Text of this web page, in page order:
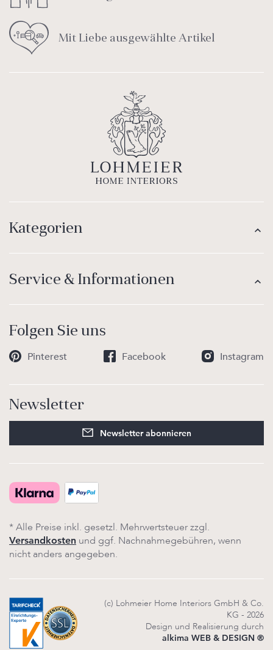
Mit Liebe ausgewählte Artikel
Kategorien
Service & Informationen
Folgen Sie uns
Pinterest Facebook Instagram
Newsletter
Newsletter abonnieren
* Alle Preise inkl. gesetzl. Mehrwertsteuer zzgl.
Versandkosten und ggf. Nachnahmegebühren, wenn
nicht anders angegeben.
(c) Lohmeier Home Interiors GmbH & Co.
KG - 2026
Design und Realisierung durch
alkima WEB & DESIGN ®